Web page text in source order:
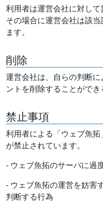
利用者は運営会社に対して
その場合に運営会社は該
ます。
削除
運営会社は、自らの判断
ントを削除することができ
禁止事項
利用者による「ウェブ魚
が禁止されています。
- ウェブ魚拓のサーバに過
- ウェブ魚拓の運営を妨害
判断する行為